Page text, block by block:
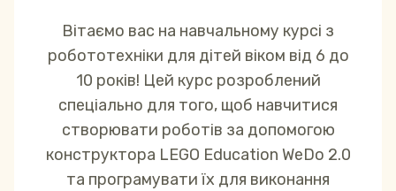
Вітаємо вас на навчальному курсі з
робототехніки для дітей віком від 6 до
10 років! Цей курс розроблений
спеціально для того, щоб навчитися
створювати роботів за допомогою
конструктора LEGO Education WeDo 2.0
та програмувати їх для виконання